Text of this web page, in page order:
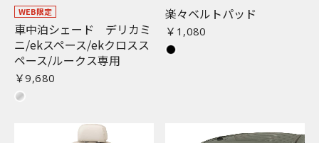
WEB限定
車中泊シェード デリカミ
ニ/ekスペース/ekクロスス
ペース/ルークス専用
￥9,680
楽々ベルトパッド
￥1,080